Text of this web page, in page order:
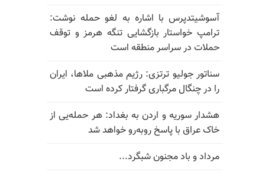
آسوشیتدپرس با اشاره به لغو حمله نوشت:
ترامپ خواستار بازگشایی تنگه هرمز و توقف
حملات در سراسر منطقه است
سناتور جولیو ترتزی: رژیم مذهبی ملاها، ایران
را در چنگال مرگباری گرفتار کرده است
هشدار سوریه و اردن به بغداد: هر حمله‌یی از
خاک عراق با پاسخ روبه‌رو خواهد شد
مرداد و باد مجنون شبگرد...